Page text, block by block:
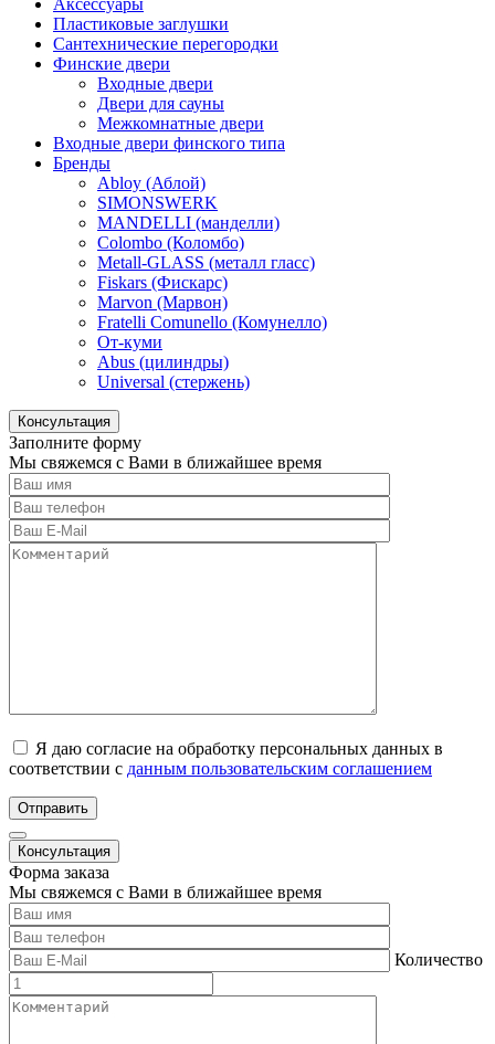
Аксессуары
Пластиковые заглушки
Сантехнические перегородки
Финские двери
Входные двери
Двери для сауны
Межкомнатные двери
Входные двери финского типа
Бренды
Abloy (Аблой)
SIMONSWERK
MANDELLI (манделли)
Colombo (Коломбо)
Metall-GLASS (металл гласс)
Fiskars (Фискарс)
Marvon (Марвон)
Fratelli Comunello (Комунелло)
От-куми
Abus (цилиндры)
Universal (стержень)
Консультация
Заполните форму
Мы свяжемся с Вами в ближайшее время
Я даю согласие на обработку персональных данных в
соответствии с данным пользовательским соглашением
Отправить
Консультация
Форма заказа
Мы свяжемся с Вами в ближайшее время
Количество